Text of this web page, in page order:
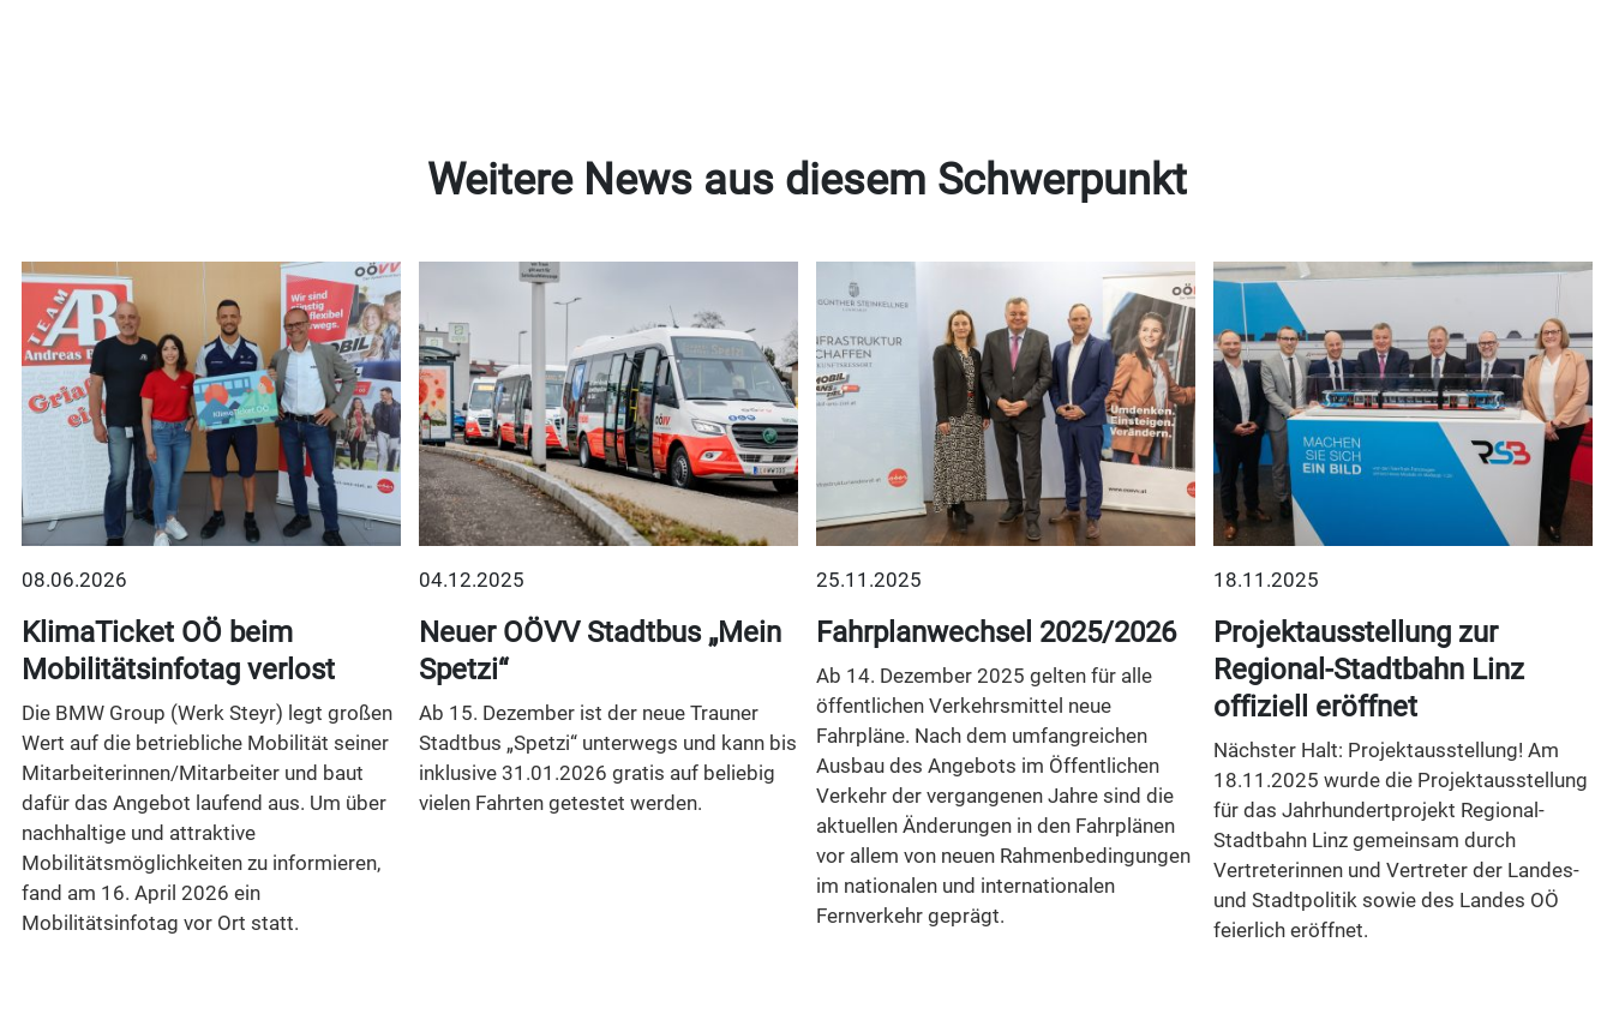
Weitere News aus diesem Schwerpunkt
08.06.2026
KlimaTicket OÖ beim
Mobilitätsinfotag verlost
Die BMW Group (Werk Steyr) legt großen
Wert auf die betriebliche Mobilität seiner
Mitarbeiterinnen/Mitarbeiter und baut
dafür das Angebot laufend aus. Um über
nachhaltige und attraktive
Mobilitätsmöglichkeiten zu informieren,
fand am 16. April 2026 ein
Mobilitätsinfotag vor Ort statt.
04.12.2025
Neuer OÖVV Stadtbus „Mein
Spetzi“
Ab 15. Dezember ist der neue Trauner
Stadtbus „Spetzi“ unterwegs und kann bis
inklusive 31.01.2026 gratis auf beliebig
vielen Fahrten getestet werden.
25.11.2025
Fahrplanwechsel 2025/2026
Ab 14. Dezember 2025 gelten für alle
öffentlichen Verkehrsmittel neue
Fahrpläne. Nach dem umfangreichen
Ausbau des Angebots im Öffentlichen
Verkehr der vergangenen Jahre sind die
aktuellen Änderungen in den Fahrplänen
vor allem von neuen Rahmenbedingungen
im nationalen und internationalen
Fernverkehr geprägt.
18.11.2025
Projektausstellung zur
Regional-Stadtbahn Linz
offiziell eröffnet
Nächster Halt: Projektausstellung! Am
18.11.2025 wurde die Projektausstellung
für das Jahrhundertprojekt Regional-
Stadtbahn Linz gemeinsam durch
Vertreterinnen und Vertreter der Landes-
und Stadtpolitik sowie des Landes OÖ
feierlich eröffnet.